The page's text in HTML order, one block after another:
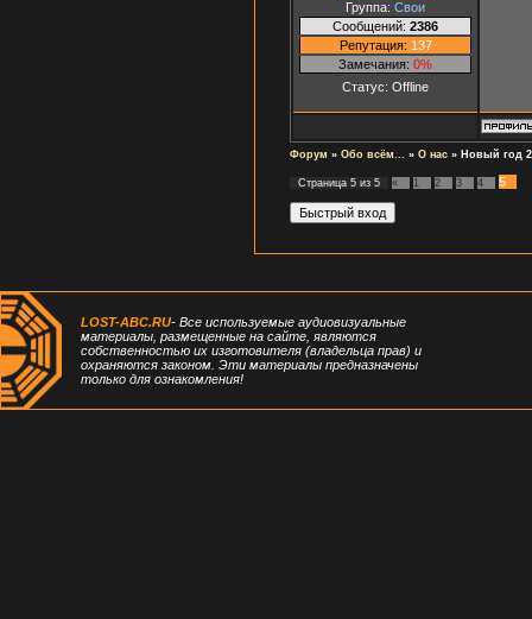
Группа: Свои
Сообщений: 2386
Репутация: 137
Замечания: 0%
Статус: Offline
Форум » Обо всём... » О нас » Новый год
Страница 5 из 5 « 1 2 3 4 5
LOST-ABC.RU- Все используемые аудиовизуальные
материалы, размещенные на сайте, являются
собственностью их изготовителя (владельца прав) и
охраняются законом. Эти материалы предназначены
только для ознакомления!